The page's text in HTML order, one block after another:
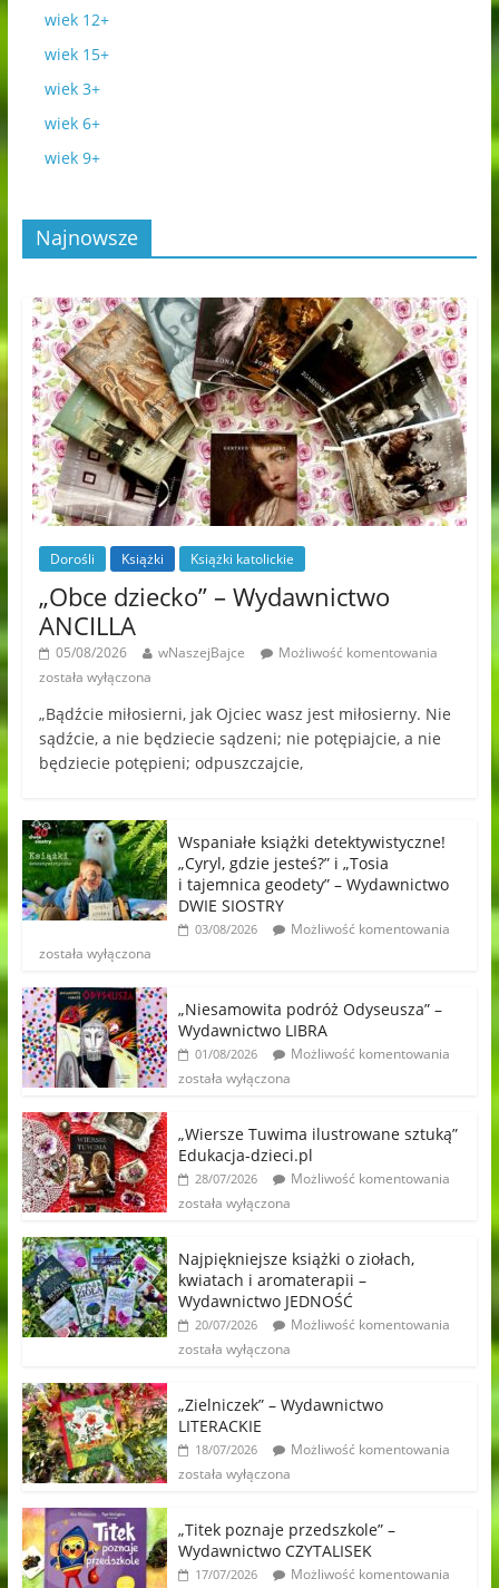
wiek 12+
wiek 15+
wiek 3+
wiek 6+
wiek 9+
Najnowsze
Dorośli Książki Książki katolickie
„Obce dziecko” – Wydawnictwo
ANCILLA
05/08/2026 wNaszejBajce
Możliwość komentowania
została wyłączona
„Bądźcie miłosierni, jak Ojciec wasz jest miłosierny. Nie
sądźcie, a nie będziecie sądzeni; nie potępiajcie, a nie
będziecie potępieni; odpuszczajcie,
Wspaniałe książki detektywistyczne!
„Cyryl, gdzie jesteś?” i „Tosia
i tajemnica geodety” – Wydawnictwo
DWIE SIOSTRY
03/08/2026
Możliwość komentowania
została wyłączona
„Niesamowita podróż Odyseusza” –
Wydawnictwo LIBRA
01/08/2026
Możliwość komentowania
została wyłączona
„Wiersze Tuwima ilustrowane sztuką”
Edukacja-dzieci.pl
28/07/2026
Możliwość komentowania
została wyłączona
Najpiękniejsze książki o ziołach,
kwiatach i aromaterapii –
Wydawnictwo JEDNOŚĆ
20/07/2026
Możliwość komentowania
została wyłączona
„Zielniczek” – Wydawnictwo
LITERACKIE
18/07/2026
Możliwość komentowania
została wyłączona
„Titek poznaje przedszkole” –
Wydawnictwo CZYTALISEK
17/07/2026
Możliwość komentowania